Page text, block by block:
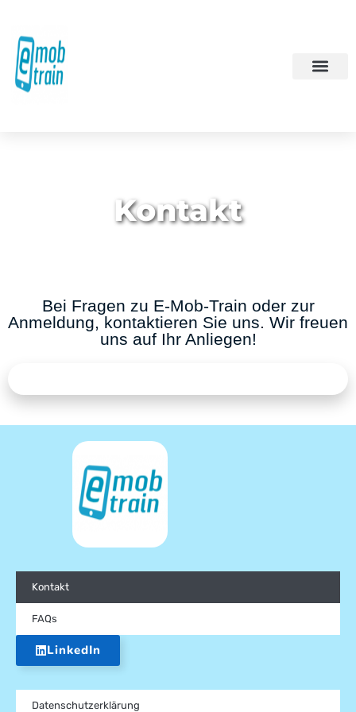
Kontakt
Bei Fragen zu E-Mob-Train oder zur
Anmeldung, kontaktieren Sie uns. Wir freuen
uns auf Ihr Anliegen!
Kontakt
FAQs
LinkedIn
Datenschutzerklärung